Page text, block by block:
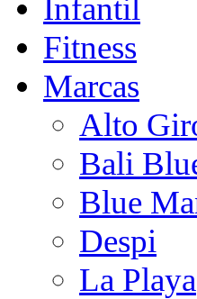
Infantil
Fitness
Marcas
Alto
Bali
Blue
Despi
La Playa